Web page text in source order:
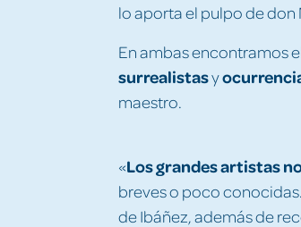
lo aporta el pulpo de don
En ambas encontramos
surrealistasy
maestro.
«Los grandes artistas
breves o poco
de Ibáñez, además de